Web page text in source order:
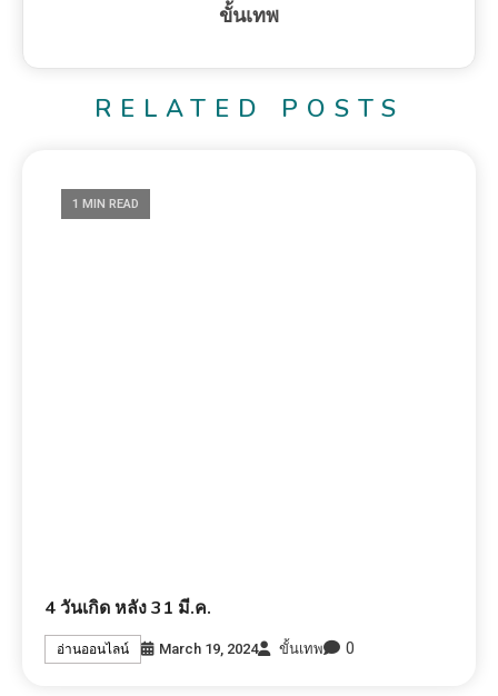
ขั้นเทพ
RELATED POSTS
1 MIN READ
4 วันเกิด หลัง 31 มี.ค.
อ่านออนไลน์ March 19, 2024 ขั้นเทพ 0